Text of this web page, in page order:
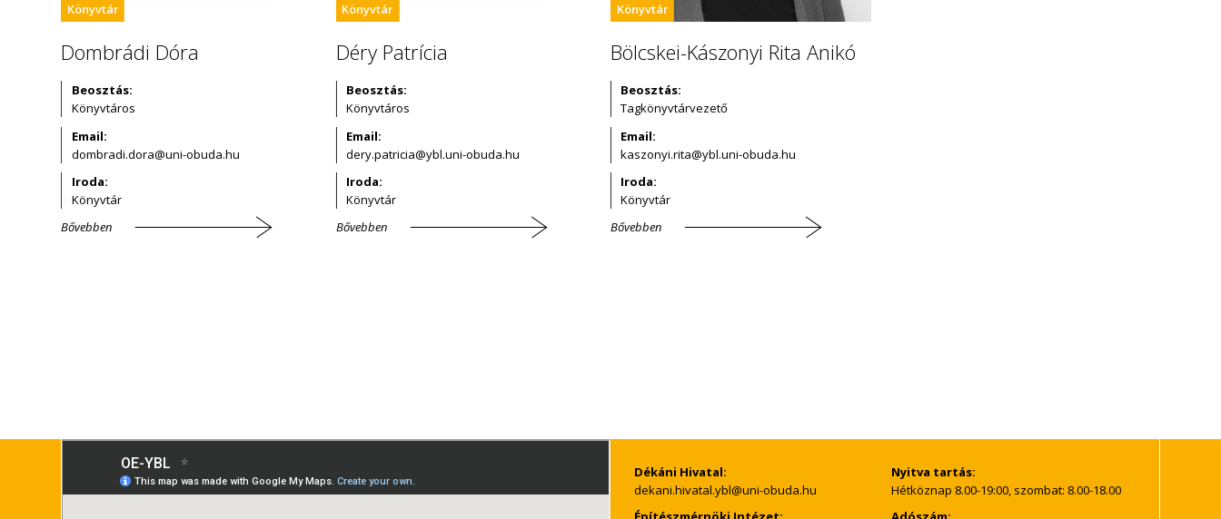
Könyvtár
Dombrádi Dóra
Beosztás:
Könyvtáros
Email:
Iroda:
Könyvtár
Bővebben
Könyvtár
Déry Patrícia
Beosztás:
Könyvtáros
Email:
Iroda:
Könyvtár
Bővebben
Könyvtár
Bölcskei-Kászonyi Rita Anikó
Beosztás:
Tagkönyvtárvezető
Email:
Iroda:
Könyvtár
Bővebben
Dékáni Hivatal:
Nyitva tartás:
Hétköznap 8.00-19:00, szombat: 8.00-18.00